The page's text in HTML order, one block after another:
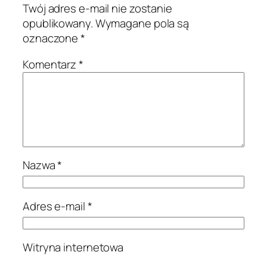
Twój adres e-mail nie zostanie
opublikowany.Wymagane pola są
oznaczone*
Komentarz*
Nazwa*
Adres e-mail*
Witryna internetowa